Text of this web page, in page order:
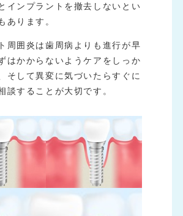
インプラントを撤去しないとい
あります。
周囲炎は歯周病よりも進行が早
はかからないようケアをしっか
そして異変に気づいたらすぐに
談することが大切です。